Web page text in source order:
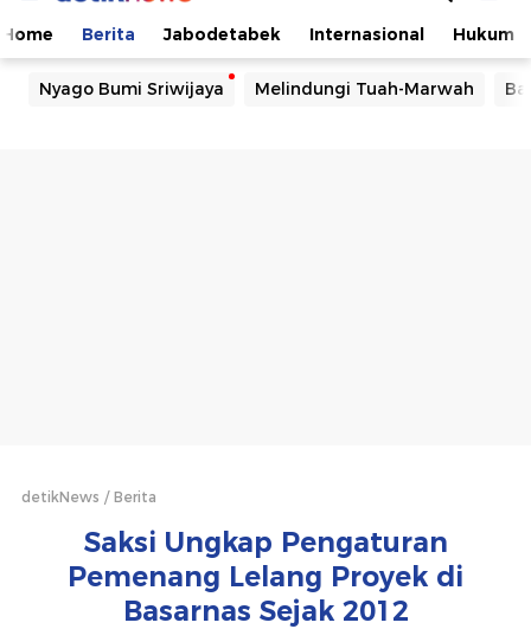
Home Berita Jabodetabek Internasional Hukum
Nyago Bumi Sriwijaya Melindungi Tuah-Marwah
detikNews Berita
Saksi Ungkap Pengaturan
Pemenang Lelang Proyek di
Basarnas Sejak 2012